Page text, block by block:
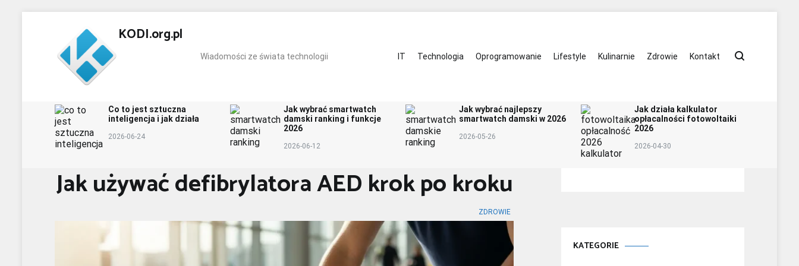
KODI.org.pl
Wiadomości ze świata technologii IT Technologia Oprogramowanie Lifestyle Kulinarnie Zdrowie Kontakt
Co to jest sztuczna
inteligencja i jak działa
2026-06-24
Jak wybrać smartwatch
damski ranking i funkcje
2026
2026-06-12
Jak wybrać najlepszy
smartwatch damski w 2026
2026-05-26
Jak działa kalkulator
opłacalności fotowoltaiki
2026
2026-04-30
IT Technologia Oprogramowanie Lifestyle Kulinarnie Zdrowie Kontakt
Jak używać defibrylatora AED krok po kroku
ZDROWIE
KATEGORIE